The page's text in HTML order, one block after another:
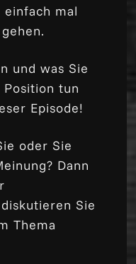
mal
und was Sie
tun
Episode!
oder Sie
Dann
Sie
Thema